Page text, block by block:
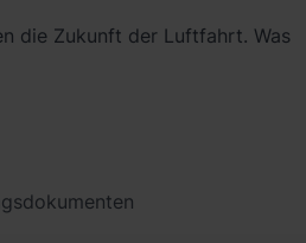
die Zukunft der Luftfahrt. Was